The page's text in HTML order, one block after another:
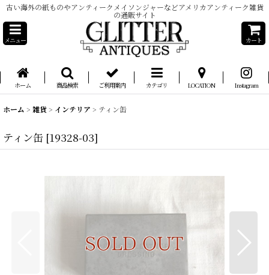
古い海外の紙ものやアンティークメイソンジャーなどアメリカアンティーク雑貨
の通販サイト
メニュー カート
ホーム 商品検索 ご利用案内 カテゴリ LOCATION Instagram
ホーム > 雑貨> インテリア > ティン缶
ティン缶 [19328-03]